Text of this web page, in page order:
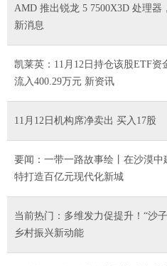
AMD 推出锐龙 5 7500X3D 处理
新消息
凯莱英：11月12日持仓该股ETF资
流入400.29万元 新资讯
11月12日机构席净卖出 买入17股
要闻：一带一路故事绘丨在沙漠
特打造百亿元现代化新城
当前热门：多维发力促提升！“沙
乡村振兴新动能